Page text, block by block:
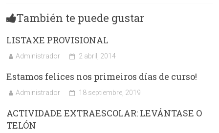
También te puede gustar
LISTAXE PROVISIONAL
Administrador 2 abril, 2014
Estamos felices nos primeiros días de curso!
Administrador 18 septiembre, 2019
ACTIVIDADE EXTRAESCOLAR: LEVÁNTASE O
TELÓN